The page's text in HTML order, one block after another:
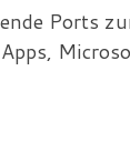
Ports